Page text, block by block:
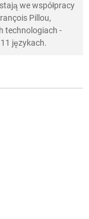
we współpracy
Pillou,
technologiach -
językach.